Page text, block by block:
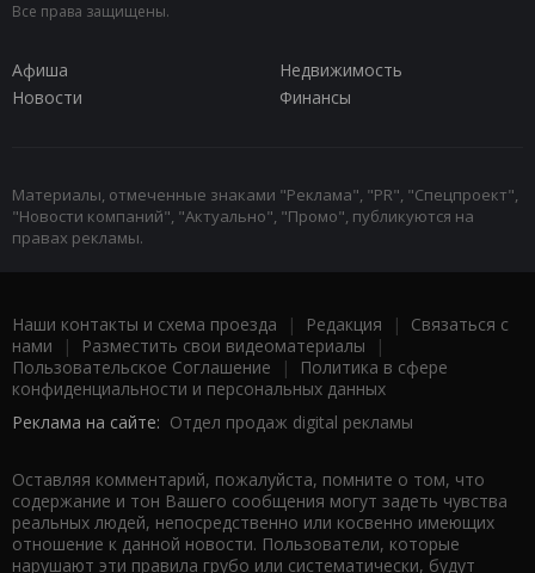
Все права защищены.
Афиша
Недвижимость
Новости
Финансы
Материалы, отмеченные знаками "Реклама", "PR", "Спецпроект",
"Новости компаний", "Актуально", "Промо", публикуются на
правах рекламы.
Наши контакты и схема проезда | Редакция | Связаться с
нами | Разместить свои видеоматериалы |
Пользовательское Соглашение |
Политика в сфере
конфиденциальности и персональных данных
Реклама на сайте: Отдел продаж digital рекламы
Оставляя комментарий, пожалуйста, помните о том, что
содержание и тон Вашего сообщения могут задеть чувства
реальных людей, непосредственно или косвенно имеющих
отношение к данной новости. Пользователи, которые
нарушают эти правила грубо или систематически, будут